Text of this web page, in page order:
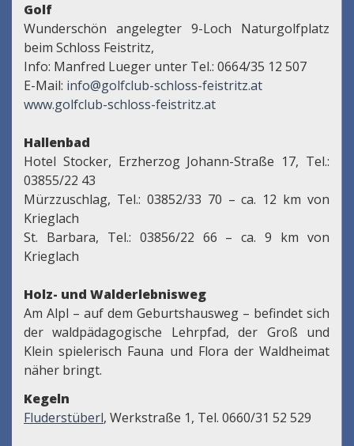
Golf
Wunderschön angelegter 9-Loch Naturgolfplatz
beim Schloss Feistritz,
Info: Manfred Lueger unter Tel.: 0664/35 12 507
E-Mail: info@golfclub-schloss-feistritz.at
www.golfclub-schloss-feistritz.at
Hallenbad
Hotel Stocker, Erzherzog Johann-Straße 17, Tel.:
03855/22 43
Mürzzuschlag, Tel.: 03852/33 70 – ca. 12 km von
Krieglach
St. Barbara, Tel.: 03856/22 66 – ca. 9 km von
Krieglach
Holz- und Walderlebnisweg
Am Alpl – auf dem Geburtshausweg – befindet sich
der waldpädagogische Lehrpfad, der Groß und
Klein spielerisch Fauna und Flora der Waldheimat
näher bringt.
Kegeln
Fluderstüberl, Werkstraße 1, Tel. 0660/31 52 529